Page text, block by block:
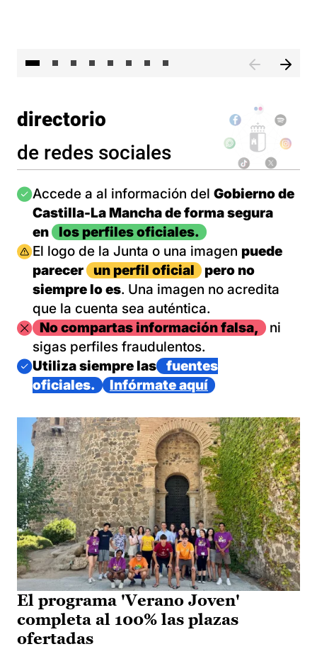
directorio
de redes sociales
Imagen
Accede a al información del Gobierno de
Castilla-La Mancha de forma segura
en
los perfiles oficiales.
Imagen
El logo de la Junta o una imagen puede
parecer
un perfil oficial
pero no
siempre lo es. Una imagen no acredita
que la cuenta sea auténtica.
ImagenNo compartas información falsa,
ni
sigas perfiles fraudulentos.
Imagen
Utiliza siempre las
fuentes
oficiales.
Infórmate aquí
El programa 'Verano Joven'
completa al 100% las plazas
ofertadas